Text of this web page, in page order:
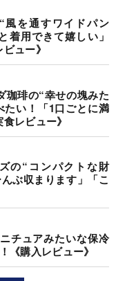
風を通すワイドパン
着用できて嬉しい」
ュー》
珈琲の“幸せの塊みた
たい！「1口ごとに満
レビュー》
の“コンパクトな財
ぶ収まります」「こ
チュアみたいな保冷
《購入レビュー》